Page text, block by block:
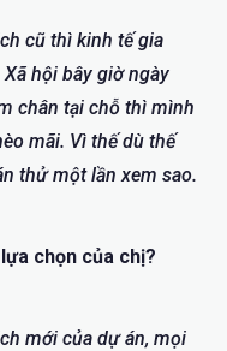
cũ thì kinh tế gia
hội bây giờ ngày
chân tại chỗ thì mình
mãi. Vì thế dù thế
thử một lần xem sao.
chọn của chị?
mới của dự án, mọi